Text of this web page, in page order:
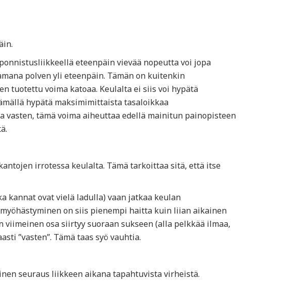
eteenpäin vievää nopeutta voi jopa
polven yli eteenpäin. Tämän on kuitenkin
tuotettu voima katoaa. Keulalta ei siis voi hypätä
hypätä maksimimittaista tasaloikkaa
tämä voima aiheuttaa edellä mainitun painopisteen
irrotessa keulalta. Tämä tarkoittaa sitä, että itse
kannat ovat vielä ladulla) vaan jatkaa keulan
on siis pienempi haitta kuin liian aikainen
osa siirtyy suoraan sukseen (alla pelkkää ilmaa,
”vasten”. Tämä taas syö vauhtia.
seuraus liikkeen aikana tapahtuvista virheistä.